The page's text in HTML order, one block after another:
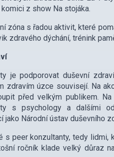
z show Na stojáka.
zóna s řadou aktivit, které
zdravého dýchání, trénink
je podporovat duševní
zdravím úzce souvisejí. Na
před velkým publikem.
s psychology a dalšími
jako Národní ústav duševního
s peer konzultanty, tedy
ročník klade velký důraz